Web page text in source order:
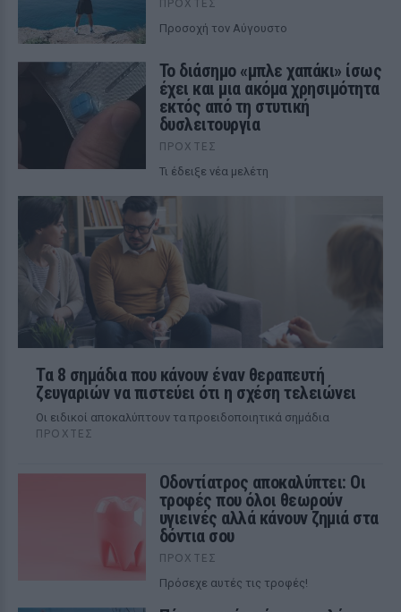
ΠΡΟΧΤΈΣ
Προσοχή τον Αύγουστο
Το διάσημο «μπλε χαπάκι» ίσως
έχει και μια ακόμα χρησιμότητα
εκτός από τη στυτική
δυσλειτουργία
ΠΡΟΧΤΈΣ
Τι έδειξε νέα μελέτη
Τα 8 σημάδια που κάνουν έναν θεραπευτή
ζευγαριών να πιστεύει ότι η σχέση τελειώνει
Οι ειδικοί αποκαλύπτουν τα προειδοποιητικά σημάδια
ΠΡΟΧΤΈΣ
Οδοντίατρος αποκαλύπτει: Οι
τροφές που όλοι θεωρούν
υγιεινές αλλά κάνουν ζημιά στα
δόντια σου
ΠΡΟΧΤΈΣ
Πρόσεχε αυτές τις τροφές!